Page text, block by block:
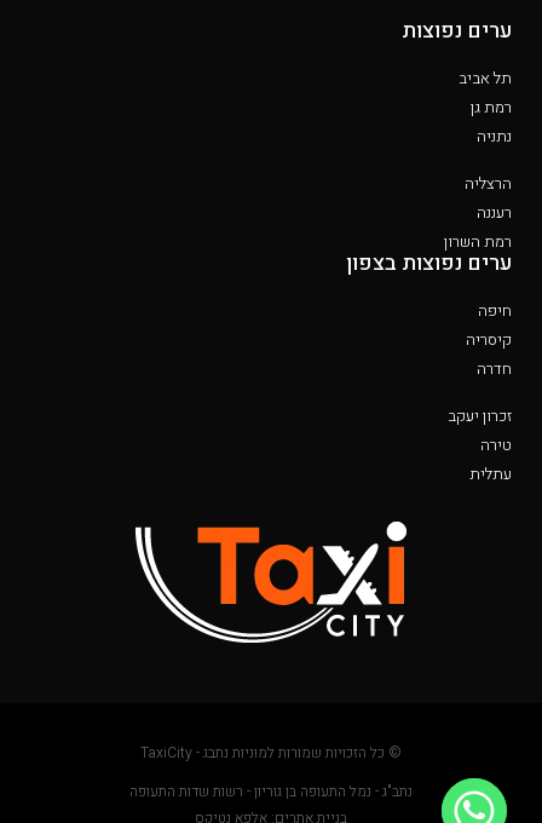
ערים נפוצות
תל אביב
רמת גן
נתניה
הרצליה
רעננה
רמת השרון
ערים נפוצות בצפון
חיפה
קיסריה
חדרה
זכרון יעקב
טירה
עתלית
© כל הזכויות שמורות למוניות נתבג - TaxiCity
נתב"ג - נמל התעופה בן גוריון - רשות שדות התעופה
בניית אתרים: אלפא נטיקס